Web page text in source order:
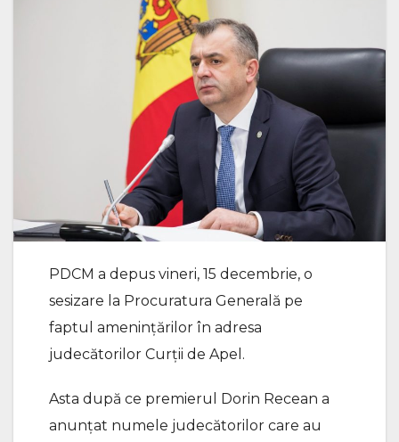
PDCM a depus vineri, 15 decembrie, o
sesizare la Procuratura Generală pe
faptul amenințărilor în adresa
judecătorilor Curții de Apel.
Asta după ce premierul Dorin Recean a
anunțat numele judecătorilor care au